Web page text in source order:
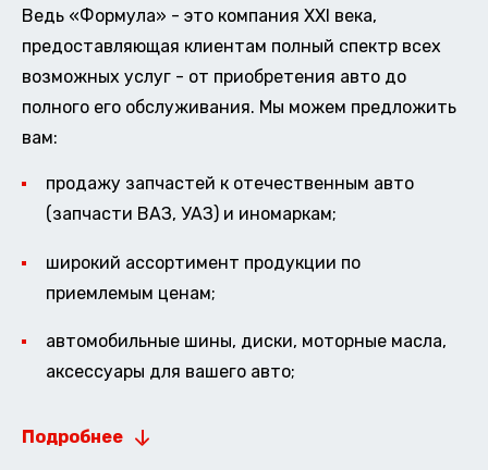
Ведь «Формула» - это компания XXI века,
предоставляющая клиентам полный спектр всех
возможных услуг - от приобретения авто до
полного его обслуживания. Мы можем предложить
вам:
продажу запчастей к отечественным авто
(запчасти ВАЗ, УАЗ) и иномаркам;
широкий ассортимент продукции по
приемлемым ценам;
автомобильные шины, диски, моторные масла,
аксессуары для вашего авто;
Подробнее